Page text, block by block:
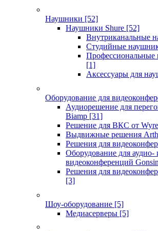
Наушники [52]
Наушники Shure [52]
Внутриканальные
Студийные
Профессиональные
[1]
Аксессуары для
Оборудование для
Аудиорешение для
Biamp [31]
Решение для ВКС от
Выдвижные решения
Решения для
Оборудование для аудио-
видеоконференций Gonsin
Решения для
[3]
Шоу-оборудование [5]
Медиасерверы [5]